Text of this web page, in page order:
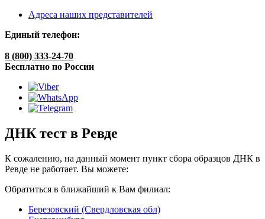
Адреса наших представителей
Единый телефон:
8 (800) 333-24-70
Бесплатно по России
ДНК тест в Ревде
К сожалению, на данный момент пункт сбора образцов ДНК в
Ревде не работает. Вы можете:
Обратиться в ближайший к Вам филиал:
Березовский (Свердловская обл)